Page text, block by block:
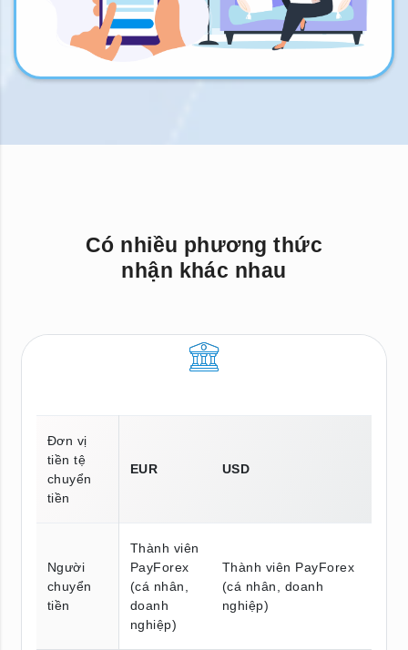
Có nhiều phương thức
nhận khác nhau
Đơn vị
tiền tệ
chuyển
tiền
EUR USD
Người
chuyển
tiền
Thành viên
PayForex
(cá nhân,
doanh
nghiệp)
Thành viên PayForex
(cá nhân, doanh
nghiệp)